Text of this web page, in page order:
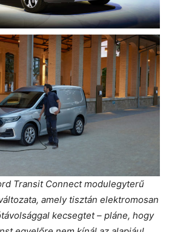
Transit Connect modulegyterű
amely tisztán elektromosan
kecsegtet – pláne, hogy